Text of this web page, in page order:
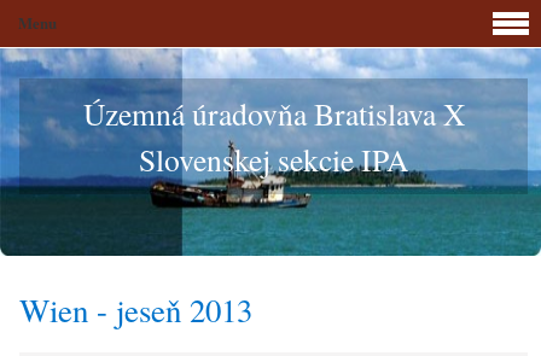
Územná úradovňa Bratislava X
Slovenskej sekcie IPA
Wien - jeseň 2013
Menu